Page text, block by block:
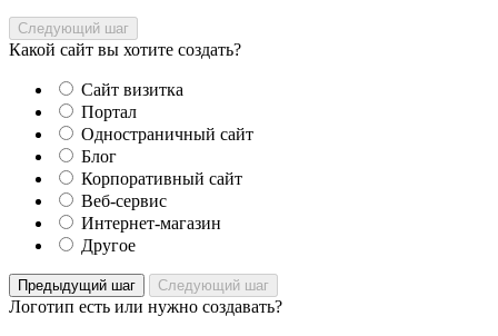
Следующий шаг
Какой сайт вы хотите создать?
Сайт визитка
Портал
Одностраничный сайт
Блог
Корпоративный сайт
Веб-сервис
Интернет-магазин
Другое
Предыдущий шаг Следующий шаг
Логотип есть или нужно создавать?